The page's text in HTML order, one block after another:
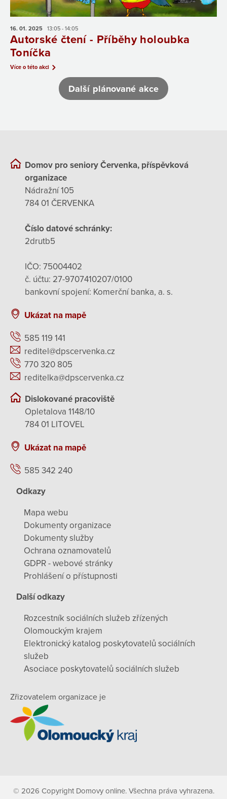
16. 01. 2025 13:05 - 14:05
Autorské čtení - Příběhy holoubka
Toníčka
Více o této akci
Další plánované akce
Domov pro seniory Červenka, příspěvková
organizace
Nádražní 105
784 01 ČERVENKA
Číslo datové schránky:
2drutb5
IČO: 75004402
č. účtu: 27-9707410207/0100
bankovní spojení: Komerční banka, a. s.
Ukázat na mapě
585 119 141
reditel@dpscervenka.cz
770 320 805
reditelka@dpscervenka.cz
Dislokované pracoviště
Opletalova 1148/10
784 01 LITOVEL
Ukázat na mapě
585 342 240
Odkazy
Mapa webu
Dokumenty organizace
Dokumenty služby
Ochrana oznamovatelů
GDPR - webové stránky
Prohlášení o přístupnosti
Další odkazy
Rozcestník sociálních služeb zřízených
Olomouckým krajem
Elektronický katalog poskytovatelů sociálních
služeb
Asociace poskytovatelů sociálních služeb
Zřizovatelem organizace je
© 2026 Copyright Domovy online. Všechna práva vyhrazena.